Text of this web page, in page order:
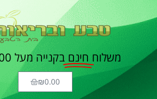
משלוח חינם בקנייה מעל 400 ש"ח
₪0.00